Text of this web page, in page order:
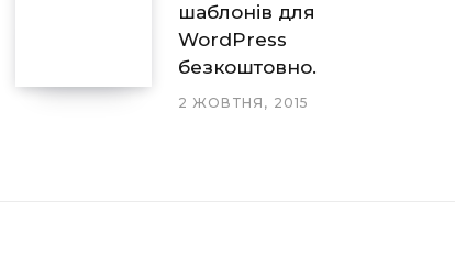
шаблонів для
WordPress
безкоштовно.
2 ЖОВТНЯ, 2015